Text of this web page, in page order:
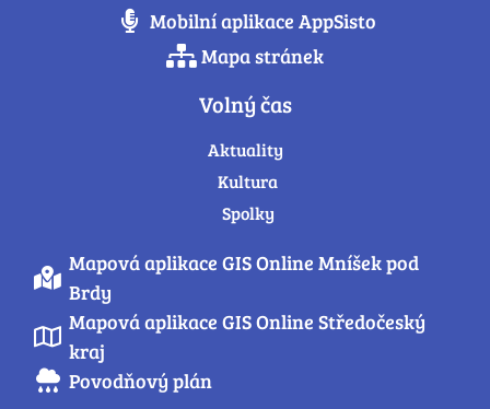
Mobilní aplikace AppSisto
Mapa stránek
Volný čas
Aktuality
Kultura
Spolky
Mapová aplikace GIS Online Mníšek pod
Brdy
Mapová aplikace GIS Online Středočeský
kraj
Povodňový plán